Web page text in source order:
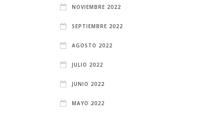
NOVIEMBRE 2022
SEPTIEMBRE 2022
AGOSTO 2022
JULIO 2022
JUNIO 2022
MAYO 2022